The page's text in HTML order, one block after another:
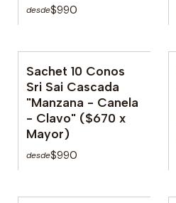
desde$990
No disponible
Sachet 10 Conos
Sri Sai Cascada
"Manzana - Canela
- Clavo" ($670 x
Mayor)
desde$990